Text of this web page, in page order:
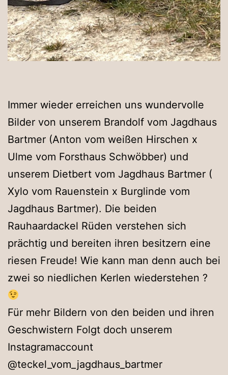
Immer wieder erreichen uns wundervolle
Bilder von unserem Brandolf vom Jagdhaus
Bartmer (Anton vom weißen Hirschen x
Ulme vom Forsthaus Schwöbber) und
unserem Dietbert vom Jagdhaus Bartmer (
Xylo vom Rauenstein x Burglinde vom
Jagdhaus Bartmer). Die beiden
Rauhaardackel Rüden verstehen sich
prächtig und bereiten ihren besitzern eine
riesen Freude! Wie kann man denn auch bei
zwei so niedlichen Kerlen wiederstehen ?
Für mehr Bildern von den beiden und ihren
Geschwistern Folgt doch unserem
Instagramaccount
@teckel_vom_jagdhaus_bartmer